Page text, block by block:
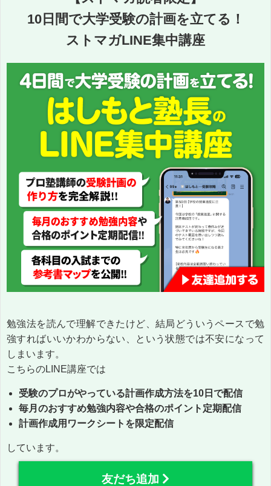
10日間で大学受験の計画を立てる！
ストマガLINE集中講座
勉強法を読んで理解できたけど、結局どういうペースで勉
強すればいいかわからない、という状態では不安になって
しまいます。
こちらのLINE講座では
受験のプロがやっている計画作成方法を10日で配信
毎月のおすすめ勉強内容や合格のポイント定期配信
計画作成用ワークシートを限定配信
しています。
友だち追加